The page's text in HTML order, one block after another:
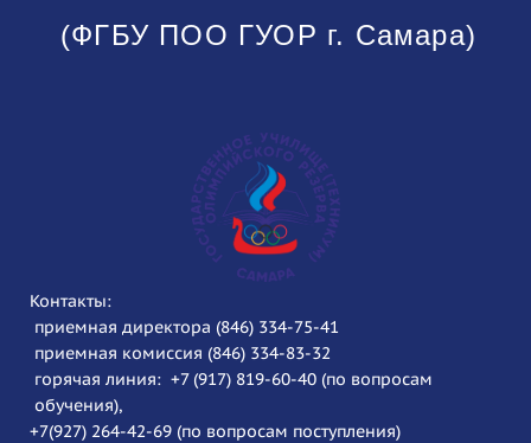
(ФГБУ ПОО ГУОР г. Самара)
Контакты:
приемная директора (846) 334-75-41
приемная комиссия (846) 334-83-32
горячая линия: +7 (917) 819-60-40 (по вопросам
обучения),
+7(927) 264-42-69 (по вопросам поступления)